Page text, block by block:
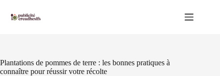
contenu
Plantations de pommes de terre : les bonnes pratiques à
connaître pour réussir votre récolte